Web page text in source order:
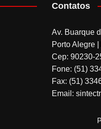
Contatos
Av. Buarque
Porto Alegre |
Cep: 90230-
Fone: (51)
Fax: (51)
Email: